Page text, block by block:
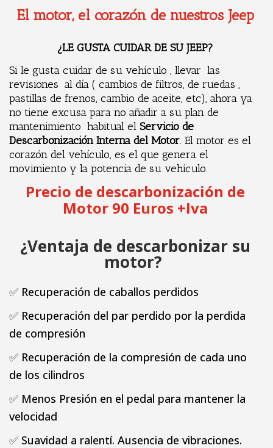
El motor, el corazón de nuestros Jeep
¿LE GUSTA CUIDAR DE SU JEEP?
Si le gusta cuidar de su vehículo , llevar las
revisiones al día ( cambios de filtros, de ruedas ,
pastillas de frenos, cambio de aceite, etc), ahora ya
no tiene excusa para no añadir a su plan de
mantenimiento habitual el Servicio de
Descarbonización Interna del Motor. El motor es el
corazón del vehículo, es el que genera el
movimiento y la potencia de su vehículo.
Precio de descarbonización de
Motor 90 Euros +Iva
¿Ventaja de descarbonizar su
motor?
✅ Recuperación de caballos perdidos
✅ Recuperación del par perdido por la perdida
de compresión
✅ Recuperación de la compresión de cada uno
de los cilindros
✅ Menos Presión en el pedal para mantener la
velocidad
✅ Suavidad a ralentí. Ausencia de vibraciones.